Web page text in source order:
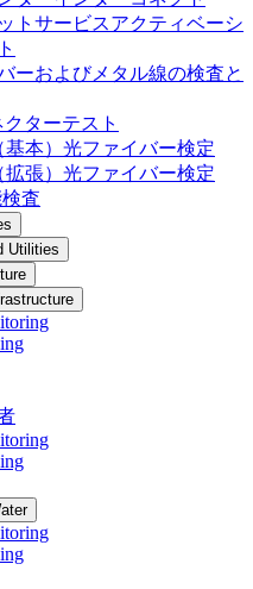
トサービスアクティベーシ
ーおよびメタル線の検査と
ターテスト
基本）光ファイバー検定
拡張）光ファイバー検定
査
Utilities